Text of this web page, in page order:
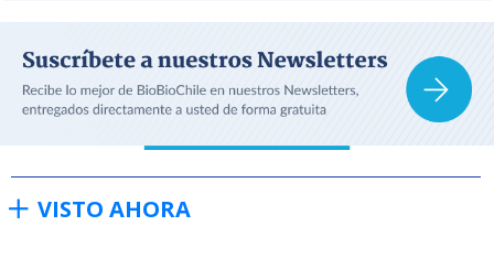
VISTO AHORA